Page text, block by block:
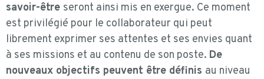
savoir-être seront ainsi mis en exergue. Ce moment
est privilégié pour le collaborateur qui peut
librement exprimer ses attentes et ses envies quant
à ses missions et au contenu de son poste. De
nouveaux objectifs peuvent être définis au niveau